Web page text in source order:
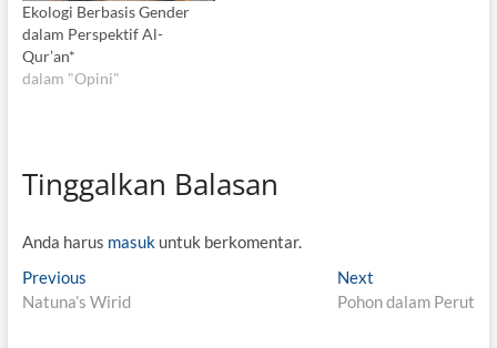
Ekologi Berbasis Gender
dalam Perspektif Al-
Qur’an*
dalam "Opini"
Tinggalkan Balasan
Anda harus masukuntuk berkomentar.
N
a
Previous
r
Natuna’s Wirid
Next
e
Pohon dalam Perut